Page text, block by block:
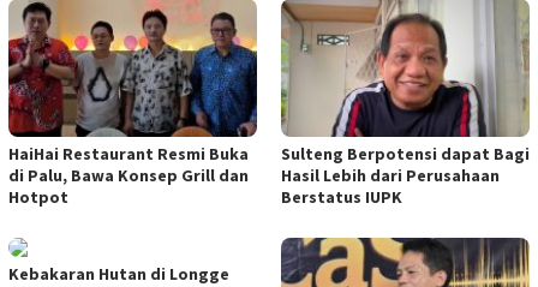
HaiHai Restaurant Resmi Buka
di Palu, Bawa Konsep Grill dan
Hotpot
Sulteng Berpotensi dapat Bagi
Hasil Lebih dari Perusahaan
Berstatus IUPK
Kebakaran Hutan di Longge